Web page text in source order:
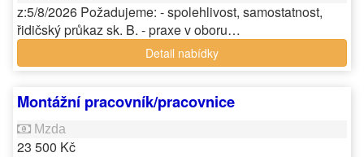
z:5/8/2026 Požadujeme: - spolehlivost, samostatnost,
řidičský průkaz sk. B. - praxe v oboru…
Detail nabídky
Montážní pracovník/pracovnice
23 500 Kč